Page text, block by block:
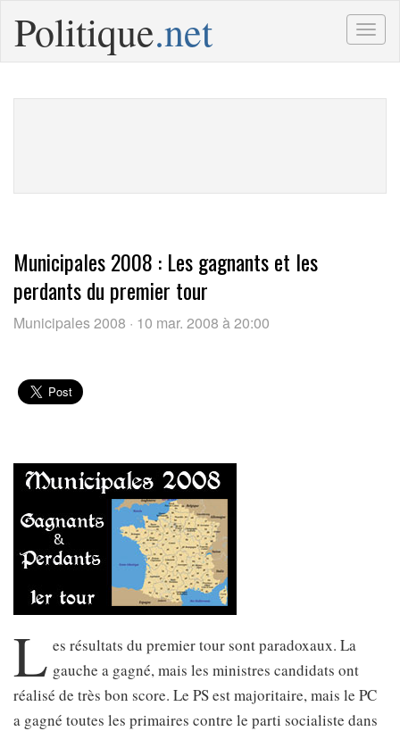
Politique.net
Municipales 2008 : Les gagnants et les
perdants du premier tour
Municipales 2008 · 10 mar. 2008 à 20:00
L es résultats du premier tour sont paradoxaux. La
gauche a gagné, mais les ministres candidats ont
réalisé de très bon score. Le PS est majoritaire, mais le PC
a gagné toutes les primaires contre le parti socialiste dans